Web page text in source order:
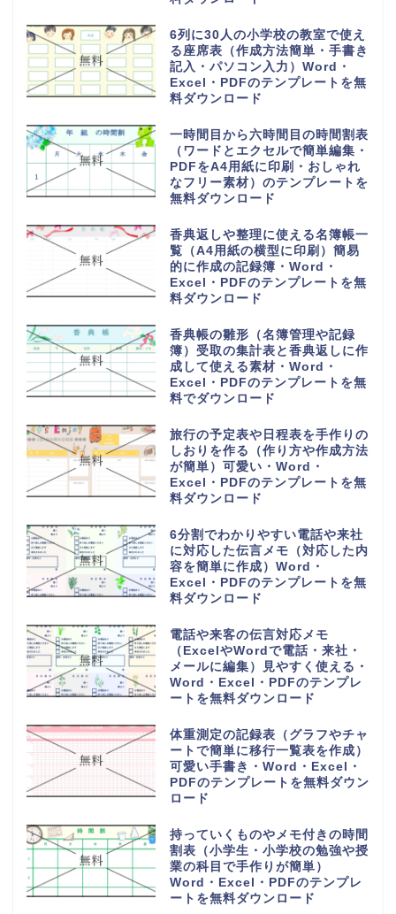
16チームで使える勝ち上がりの
作成方法が簡単なわかりやすいト
ーナメント表のフリー素材・
Word・Excel・PDFのテンプレ
28人乗りの中型バス座席表（お
しゃれでかわいい配席図）貸し切
り旅行や観光地への高速や夜行バ
ス・Word・Excel・PDFのテン
1週間の小学校や中学校からの帰
宅後スケジュール表（おしゃれ＆
かわいい）勉強や学習と習い事・
Word・Excel・PDFのテンプレ
手作りで作れるおしゃれでかわい
い座席表（小学生・小学校の席一
覧）作るのが簡単・Word・
Excel・PDFのテンプレートを無
6列に30人の小学校の教室で使え
る座席表（作成方法簡単・手書き
記入・パソコン入力）Word・
Excel・PDFのテンプレートを無
一時間目から六時間目の時間割表
（ワードとエクセルで簡単編集・
PDFをA4用紙に印刷・おしゃれ
なフリー素材）のテンプレートを
香典返しや整理に使える名簿帳一
覧（A4用紙の横型に印刷）簡易
的に作成の記録簿・Word・
Excel・PDFのテンプレートを無
香典帳の雛形（名簿管理や記録
簿）受取の集計表と香典返しに作
成して使える素材・Word・
Excel・PDFのテンプレートを無
旅行の予定表や日程表を手作りの
しおりを作る（作り方や作成方法
が簡単）可愛い・Word・
Excel・PDFのテンプレートを無